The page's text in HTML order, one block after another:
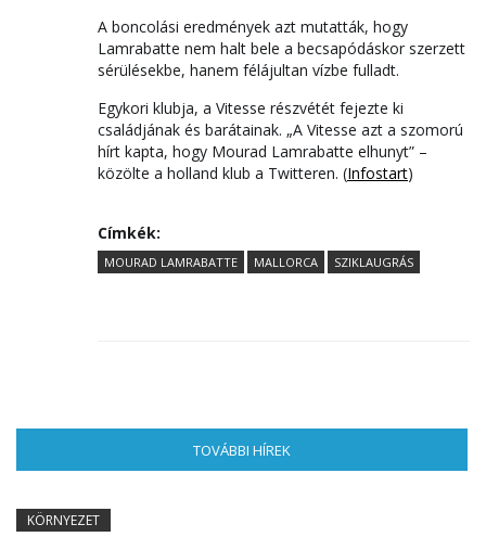
A boncolási eredmények azt mutatták, hogy
Lamrabatte nem halt bele a becsapódáskor szerzett
sérülésekbe, hanem félájultan vízbe fulladt.
Egykori klubja, a Vitesse részvétét fejezte ki
családjának és barátainak. „A Vitesse azt a szomorú
hírt kapta, hogy Mourad Lamrabatte elhunyt” –
közölte a holland klub a Twitteren. (Infostart)
Címkék:
MOURAD LAMRABATTE MALLORCA SZIKLAUGRÁS
TOVÁBBI HÍREK
KÖRNYEZET